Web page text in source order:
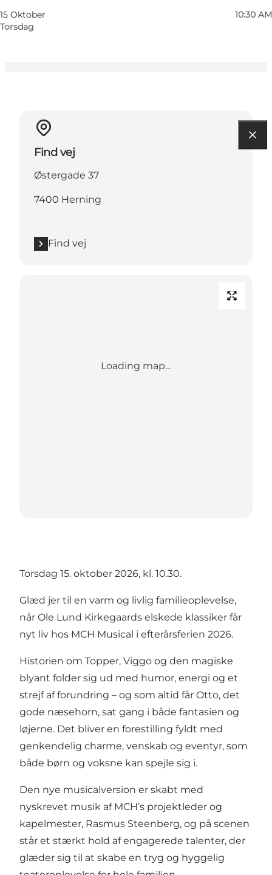
15 Oktober
Torsdag
10:30 AM
Børn, Mig selv, Min partner, Venner
Find vej
Østergade 37
7400 Herning
Find vej
Loading map...
Torsdag 15. oktober 2026, kl. 10.30.
Glæd jer til en varm og livlig familieoplevelse,
når Ole Lund Kirkegaards elskede klassiker får
nyt liv hos MCH Musical i efterårsferien 2026.
Historien om Topper, Viggo og den magiske
blyant folder sig ud med humor, energi og et
strejf af forundring – og som altid får Otto, det
gode næsehorn, sat gang i både fantasien og
løjerne. Det bliver en forestilling fyldt med
genkendelig charme, venskab og eventyr, som
både børn og voksne kan spejle sig i.
Den nye musicalversion er skabt med
nyskrevet musik af MCH’s projektleder og
kapelmester, Rasmus Steenberg, og på scenen
står et stærkt hold af engagerede talenter, der
glæder sig til at skabe en tryg og hyggelig